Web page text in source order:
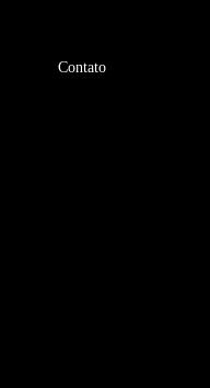
Contato